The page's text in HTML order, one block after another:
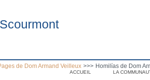
ACCUEIL LA
de Dom Armand Veilleux >>> Homilías de Dom